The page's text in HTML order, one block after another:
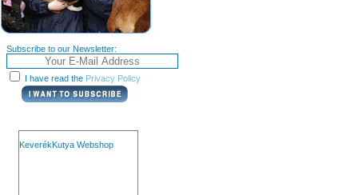
Subscribe to our Newsletter:
I have read the Privacy Policy
KeverékKutya Webshop